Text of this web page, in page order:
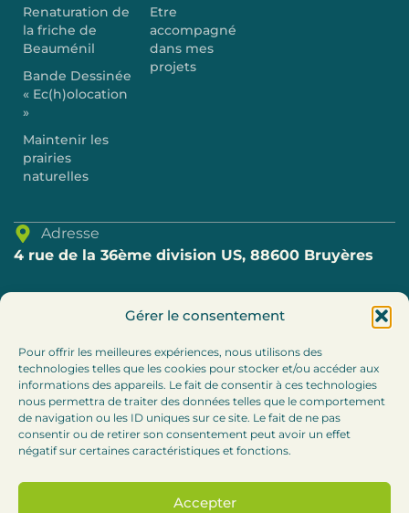
Gérer le consentement
Pour offrir les meilleures expériences, nous utilisons des
technologies telles que les cookies pour stocker et/ou accéder aux
informations des appareils. Le fait de consentir à ces technologies
nous permettra de traiter des données telles que le comportement
de navigation ou les ID uniques sur ce site. Le fait de ne pas
consentir ou de retirer son consentement peut avoir un effet
négatif sur certaines caractéristiques et fonctions.
Accepter
Renaturation de
la friche de
Beauménil
Bande Dessinée
« Ec(h)olocation
»
Maintenir les
prairies
naturelles
Etre
accompagné
dans mes
projets
Adresse
4 rue de la 36ème division US, 88600 Bruyères
E-mail
accueil@cc-bruyeres.fr
Horaires
8h30-12h (accueil téléphonique l’après-